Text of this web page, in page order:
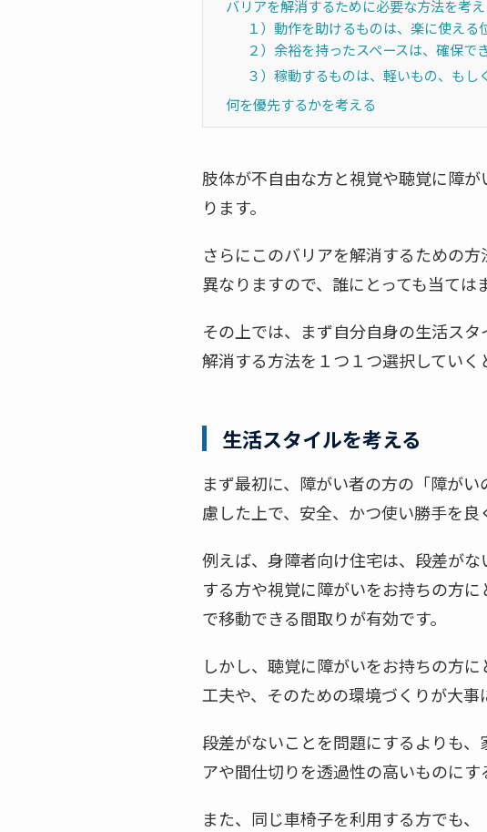
バリアを解消するために必要な方法を考
１）動作を助けるものは、楽に使える
２）余裕を持ったスペースは、確保で
３）稼動するものは、軽いもの、もし
何を優先するかを考える
肢体が不自由な方と視覚や聴覚に障
ります。
さらにこのバリアを解消するための
異なりますので、誰にとっても当ては
その上では、まず自分自身の生活ス
解消する方法を１つ１つ選択していく
生活スタイルを考える
まず最初に、障がい者の方の「障が
慮した上で、安全、かつ使い勝手を良
例えば、身障者向け住宅は、段差が
する方や視覚に障がいをお持ちの方
で移動できる間取りが有効です。
しかし、聴覚に障がいをお持ちの方
工夫や、そのための環境づくりが大
段差がないことを問題にするよりも
アや間仕切りを透過性の高いものに
また、同じ車椅子を利用する方でも